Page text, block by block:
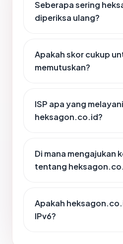
Seberapa sering
diperiksa ulang?
Apakah skor cukup
memutuskan?
ISP apa yang melayani
heksagon.co.id?
Di mana mengajukan
tentang
Apakah
IPv6?